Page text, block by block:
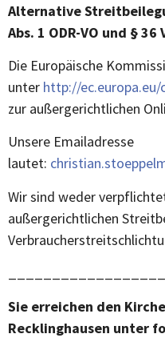
Alternative
Abs. 1 ODR-VO und § 36
Die Europäische
unter http://
zur außergerichtlichen
Unsere Emailadresse
lautet:
Wir sind weder
außergerichtlichen
Sie erreichen den
Recklinghausen unter